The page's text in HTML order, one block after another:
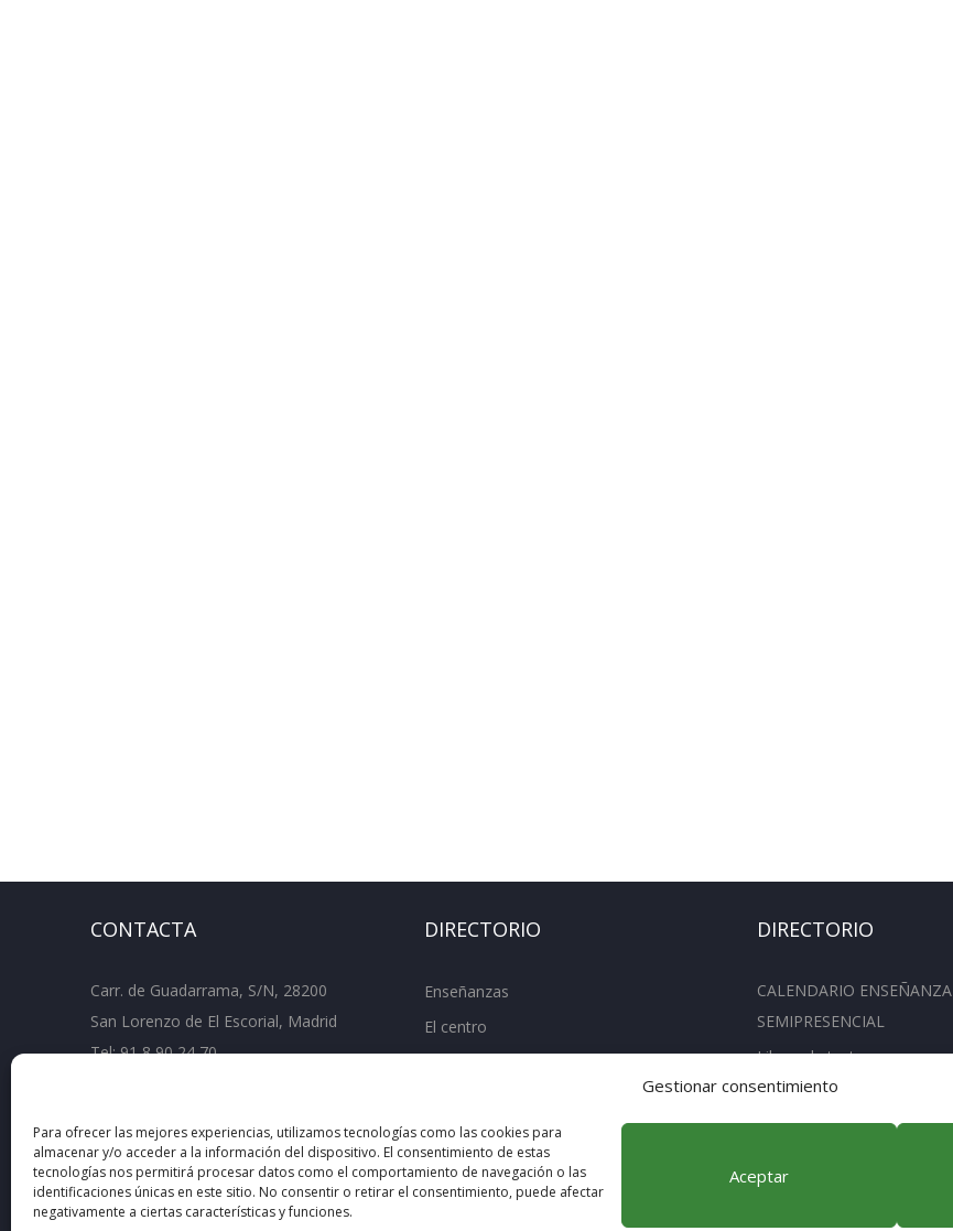
Gestionar consentimiento
Para ofrecer las mejores experiencias, utilizamos tecnologías como las cookies para
almacenar y/o acceder a la información del dispositivo. El consentimiento de estas
tecnologías nos permitirá procesar datos como el comportamiento de navegación o las
identificaciones únicas en este sitio. No consentir o retirar el consentimiento, puede afectar
negativamente a ciertas características y funciones.
Aceptar
CONTACTA
Carr. de Guadarrama, S/N, 28200
San Lorenzo de El Escorial, Madrid
Tel:91 8 90 24 70
rid.org
DIRECTORIO
Enseñanzas
El centro
DIRECTORIO
CALENDARIO ENSEÑANZA
SEMIPRESENCIAL
Libros de texto
Actividades Extraescolares
Concurso Cafeteria